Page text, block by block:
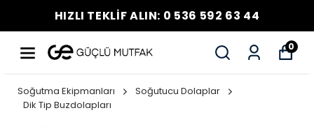
HIZLI TEKLİF ALIN: 0 536 592 63 44
0
Soğutma Ekipmanları
Soğutucu Dolaplar
Dik Tip Buzdolapları